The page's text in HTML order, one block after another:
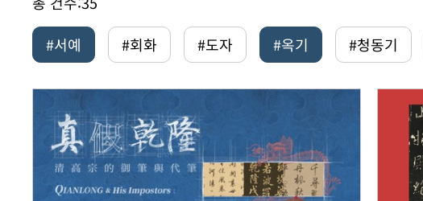
#서예
#회화 #도자 #옥기 #청동기